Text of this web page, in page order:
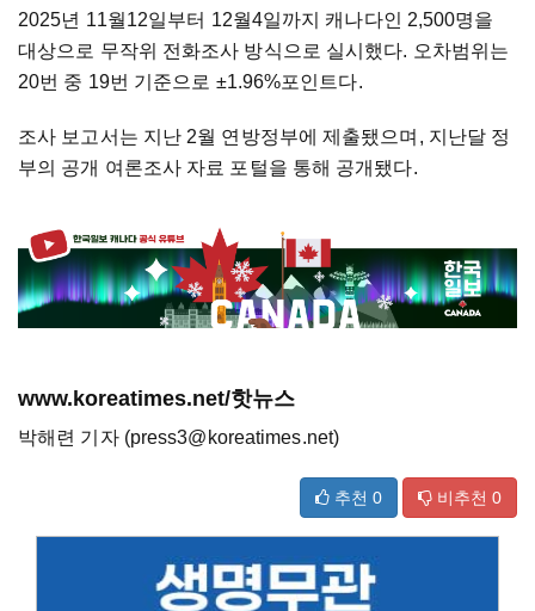
2025년 11월12일부터 12월4일까지 캐나다인 2,500명을
대상으로 무작위 전화조사 방식으로 실시했다. 오차범위는
20번 중 19번 기준으로 ±1.96%포인트다.
조사 보고서는 지난 2월 연방정부에 제출됐으며, 지난달 정
부의 공개 여론조사 자료 포털을 통해 공개됐다.
www.koreatimes.net/핫뉴스
박해련 기자 (press3@koreatimes.net)
추천 0 비추천 0